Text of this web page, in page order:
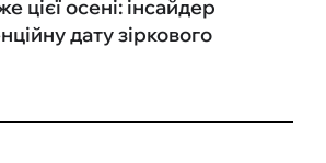
цієї осені: інсайдер
дату зіркового